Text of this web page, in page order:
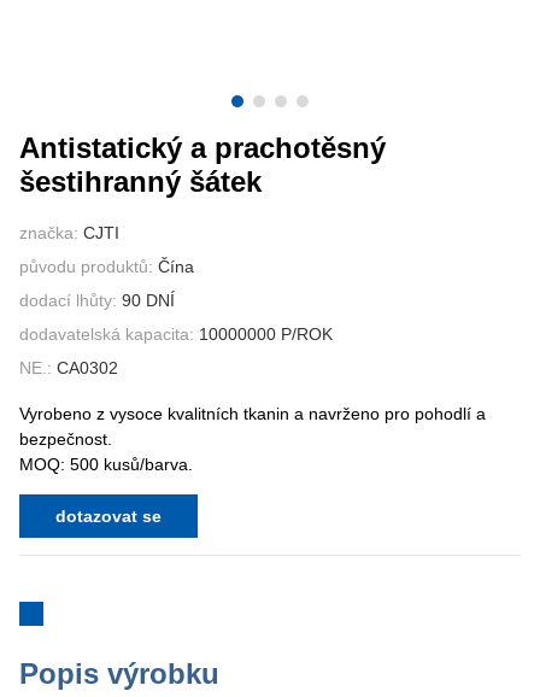
Antistatický a prachotěsný
šestihranný šátek
značka: CJTI
původu produktů: Čína
dodací lhůty: 90 DNÍ
dodavatelská kapacita: 10000000 P/ROK
NE.: CA0302
Vyrobeno z vysoce kvalitních tkanin a navrženo pro pohodlí a
bezpečnost.
MOQ: 500 kusů/barva.
dotazovat se
Popis výrobku